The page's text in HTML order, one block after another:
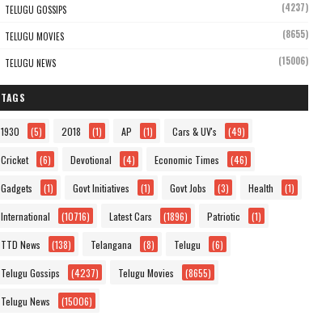
TELUGU GOSSIPS (4237)
TELUGU MOVIES (8655)
TELUGU NEWS (15006)
TAGS
1930 (5) 2018 (1) AP (1) Cars & UV's (49)
Cricket (6) Devotional (4) Economic Times (46)
Gadgets (1) Govt Initiatives (1) Govt Jobs (3) Health (1)
International (10716) Latest Cars (1896) Patriotic (1)
TTD News (138) Telangana (8) Telugu (6)
Telugu Gossips (4237) Telugu Movies (8655)
Telugu News (15006)